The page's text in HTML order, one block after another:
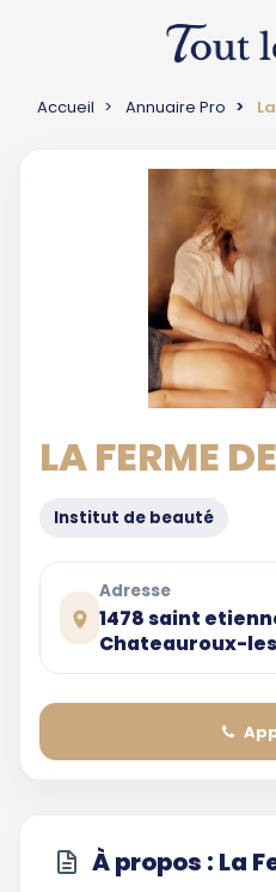
Accueil Annuaire Pro
LA FERME
Institut de beauté
Adresse
1478 saint
Chateauroux-
À propos : La